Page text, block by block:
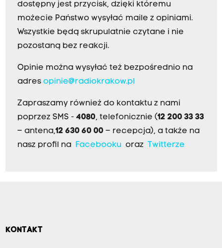
dostępny jest przycisk, dzięki któremu
możecie Państwo wysyłać maile z opiniami.
Wszystkie będą skrupulatnie czytane i nie
pozostaną bez reakcji.
Opinie można wysyłać też bezpośrednio na
adres opinie@radiokrakow.pl
Zapraszamy również do kontaktu z nami
poprzez SMS - 4080, telefonicznie (12 200 33 33
– antena,12 630 60 00 – recepcja), a także na
nasz profil na Facebookuoraz Twitterze
KONTAKT